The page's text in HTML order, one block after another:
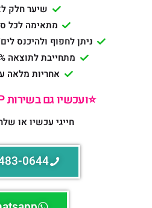
שיער חלק
מתאימה לכל
ניתן לחפוף ולהיכנס
מתחייבת לתוצאה 100% מושלמת!
אחריות מלאה
⭐️ועכשיו גם בשירות VIP עד הבית!⭐️
חייגי עכשיו או
0644